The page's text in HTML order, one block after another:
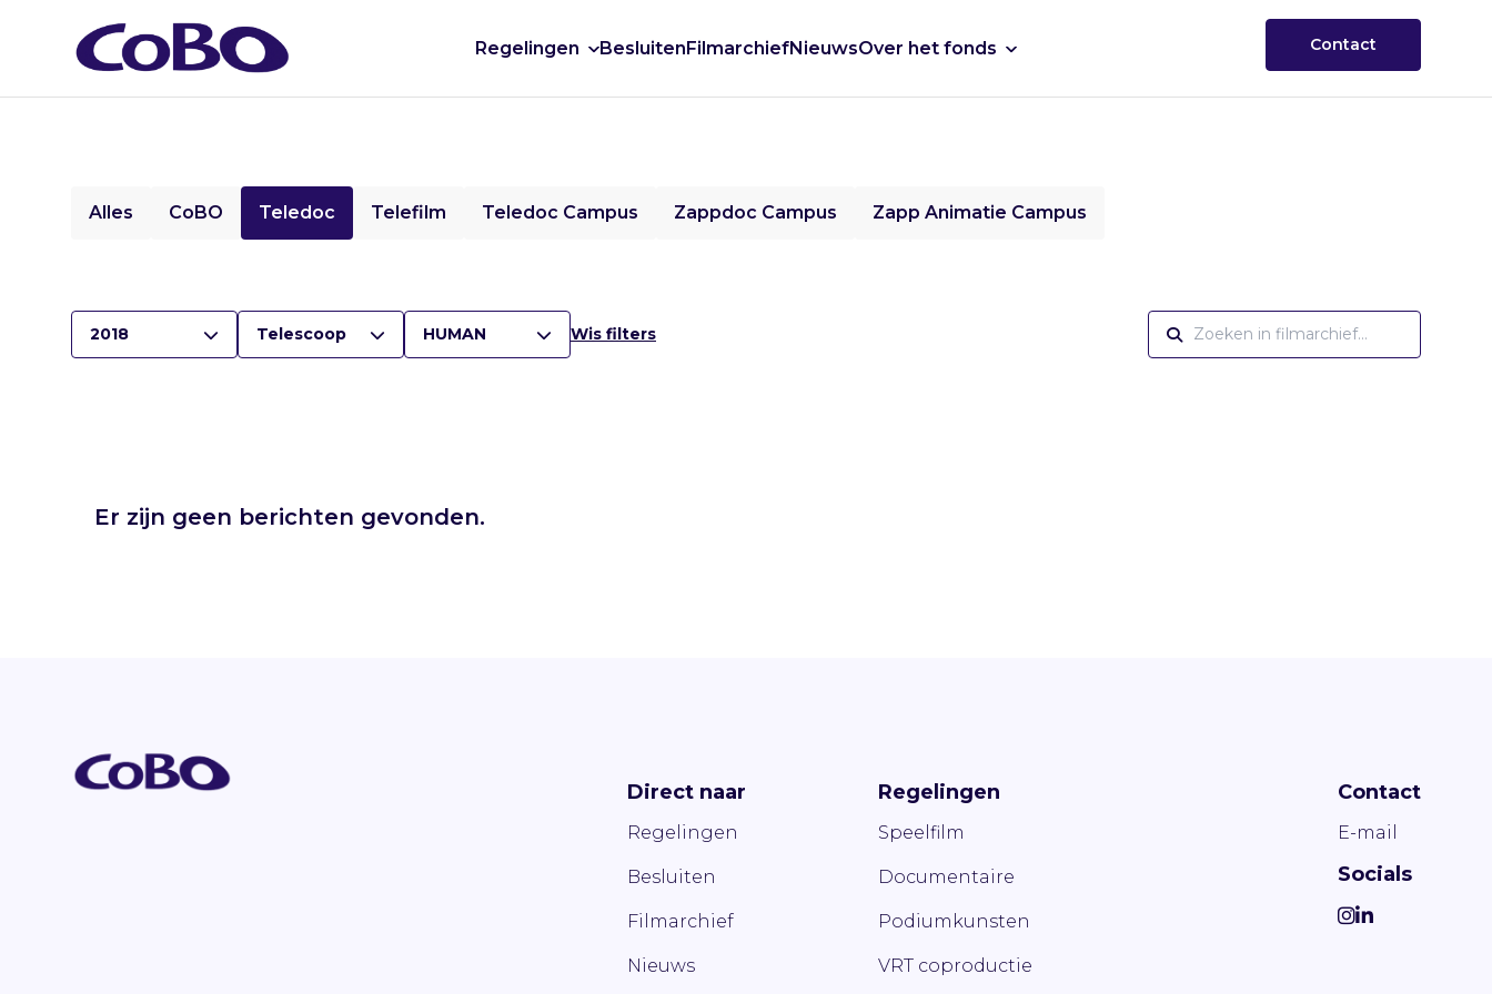
Regelingen BesluitenFilmarchiefNieuwsOver het fonds Contact
Alles CoBO Teledoc Telefilm Teledoc Campus Zappdoc Campus Zapp Animatie Campus
2018 Telescoop HUMAN Wis filters
Er zijn geen berichten gevonden.
Direct naar
Regelingen
Besluiten
Filmarchief
Nieuws
Regelingen
Speelfilm
Documentaire
Podiumkunsten
VRT coproductie
Contact
E-mail
Socials